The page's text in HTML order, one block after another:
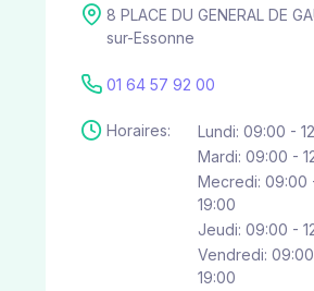
8 PLACE DU GENERAL DE
sur-Essonne
01 64 57 92 00
Horaires:
Lundi: 09:00 -
Mardi: 09:00 -
Mecredi: 09:00
19:00
Jeudi: 09:00 -
Vendredi:
19:00